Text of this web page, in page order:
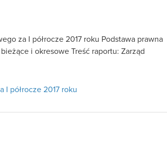
za I półrocze 2017 roku Podstawa prawna
i okresowe Treść raportu: Zarząd
I półrocze 2017 roku